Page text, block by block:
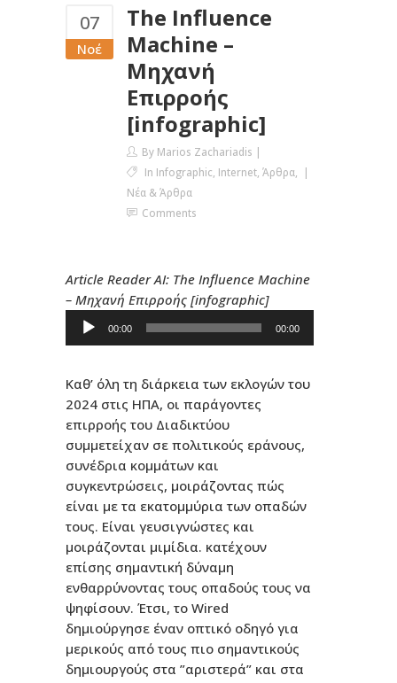
07
Νοέ
The Influence
Machine –
Μηχανή
Επιρροής
[infographic]
By Marios Zachariadis
In Infographic, Internet, Άρθρα,
Νέα & Άρθρα
Comments
Article Reader AI: The Influence Machine
– Μηχανή Επιρροής [infographic]
Πρόγραμμα
00:00 00:00
Καθ’ όλη τη διάρκεια των εκλογών του
2024 στις ΗΠΑ, οι παράγοντες
επιρροής του Διαδικτύου
συμμετείχαν σε πολιτικούς εράνους,
συνέδρια κομμάτων και
συγκεντρώσεις, μοιράζοντας πώς
είναι με τα εκατομμύρια των οπαδών
τους. Είναι γευσιγνώστες και
μοιράζονται μιμίδια. κατέχουν
επίσης σημαντική δύναμη
ενθαρρύνοντας τους οπαδούς τους να
ψηφίσουν. Έτσι, το Wired
δημιούργησε έναν οπτικό οδηγό για
μερικούς από τους πιο σημαντικούς
δημιουργούς στα ”αριστερά” και στα